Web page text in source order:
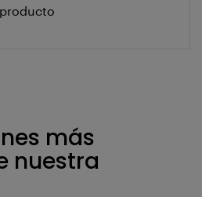
producto
más
nuestra